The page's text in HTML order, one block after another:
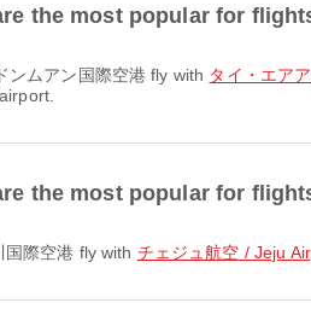
the most popular for
ンムアン国際空港 fly with タイ・エア
the most popular for
国際空港 fly with チェジュ航空 / Jeju Air